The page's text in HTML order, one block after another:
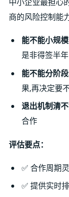
商的风险控制能
能不能小规
是非得签半
能不能分阶
果,再决定要
退出机制清
合作
评估要点：
✅ 合作周期
✅ 提供实时